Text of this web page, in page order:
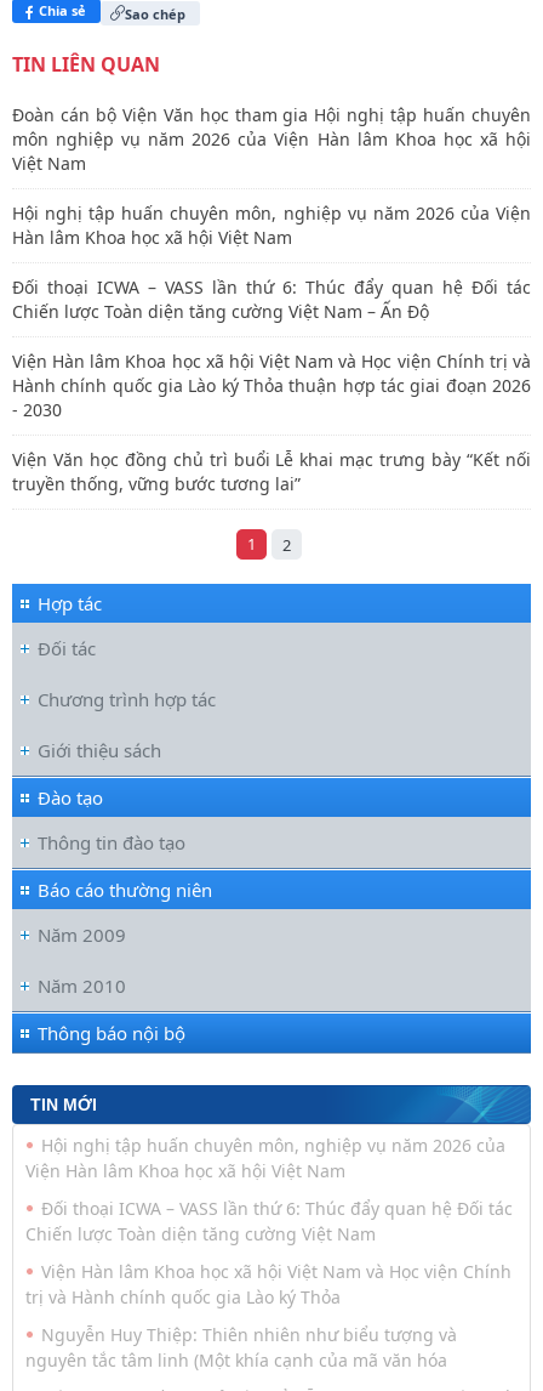
Chia sẻ Sao chép
TIN LIÊN QUAN
Đoàn cán bộ Viện Văn học tham gia Hội nghị tập huấn chuyên
môn nghiệp vụ năm 2026 của Viện Hàn lâm Khoa học xã hội
Việt Nam
Hội nghị tập huấn chuyên môn, nghiệp vụ năm 2026 của Viện
Hàn lâm Khoa học xã hội Việt Nam
Đối thoại ICWA – VASS lần thứ 6: Thúc đẩy quan hệ Đối tác
Chiến lược Toàn diện tăng cường Việt Nam – Ấn Độ
Viện Hàn lâm Khoa học xã hội Việt Nam và Học viện Chính trị và
Hành chính quốc gia Lào ký Thỏa thuận hợp tác giai đoạn 2026
- 2030
Viện Văn học đồng chủ trì buổi Lễ khai mạc trưng bày “Kết nối
truyền thống, vững bước tương lai”
1 2
Hợp tác
Đối tác
Chương trình hợp tác
Giới thiệu sách
Đào tạo
Thông tin đào tạo
Báo cáo thường niên
Năm 2009
Năm 2010
Thông báo nội bộ
TIN MỚI
Đoàn cán bộ Viện Văn học tham gia Hội nghị tập huấn
chuyên môn nghiệp vụ năm 2026 của Viện Hàn lâm
Hội nghị tập huấn chuyên môn, nghiệp vụ năm 2026 của
Viện Hàn lâm Khoa học xã hội Việt Nam
Đối thoại ICWA – VASS lần thứ 6: Thúc đẩy quan hệ Đối tác
Chiến lược Toàn diện tăng cường Việt Nam
Viện Hàn lâm Khoa học xã hội Việt Nam và Học viện Chính
trị và Hành chính quốc gia Lào ký Thỏa